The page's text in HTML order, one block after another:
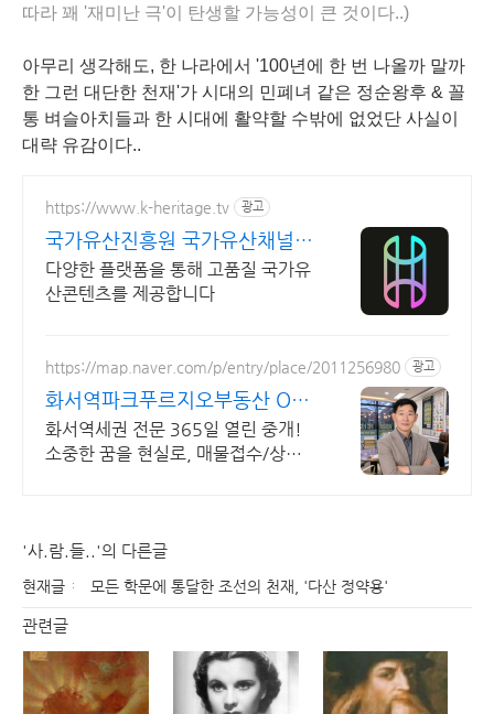
따라 꽤 '재미난 극'이 탄생할 가능성이 큰 것이다..)
아무리 생각해도, 한 나라에서 '100년에 한 번 나올까 말까
한 그런 대단한 천재'가 시대의 민폐녀 같은 정순왕후 & 꼴
통 벼슬아치들과 한 시대에 활약할 수밖에 없었단 사실이
대략 유감이다..
https://www.k-heritage.tv 광고
국가유산진흥원 국가유산채널
한국의 세계유산 영상
다양한 플랫폼을 통해 고품질 국가유
산콘텐츠를 제공합니다
https://map.naver.com/p/entry/place/2011256980 광고
화서역파크푸르지오부동산 O31
258 8949
화서역세권 전문 365일 열린 중개!
소중한 꿈을 현실로, 매물접수/상담
'사.람.들..'의 다른글
현재글 모든 학문에 통달한 조선의 천재, '다산 정약용'
관련글